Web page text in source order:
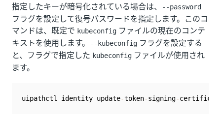
指定したキーが暗号化されている場合は、
--password
フラグを設定して復号パスワードを指定します。このコ
マンドは、既定で kubeconfig ファイルの現在のコンテ
キストを使用します。
--kubeconfig フラグを設定する
と、フラグで指定した kubeconfig ファイルが使用され
ます。
uipathctl identity update-token-signing-